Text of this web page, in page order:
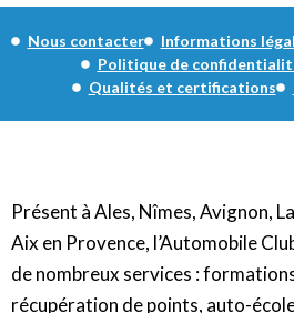
Nous contacter Informations
Politique de
Qualités et certifications
Présent à Ales, Nîmes, Avignon,
Aix en Provence, l’Automobile
de nombreux services :
récupération de points, auto-